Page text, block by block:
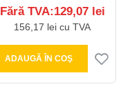
Fără TVA:129,07 lei
156,17 lei cu TVA
ADAUGĂ ÎN COŞ